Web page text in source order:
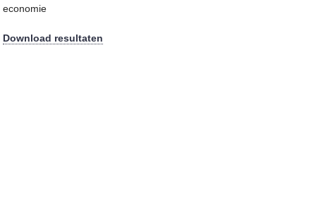
economie
Download resultaten